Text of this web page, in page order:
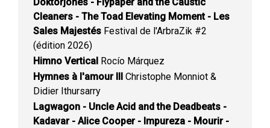
Cleaners - The Toad Elevating Moment - Les
Sales Majestés Festival de l'ArbraZik #2
(édition 2026)
Himno Vertical Rocío Márquez
Hymnes à l'amour III Christophe Monniot &
Didier Ithursarry
Lagwagon - Uncle Acid and the Deadbeats -
Kadavar - Alice Cooper - Impureza - Mourir -